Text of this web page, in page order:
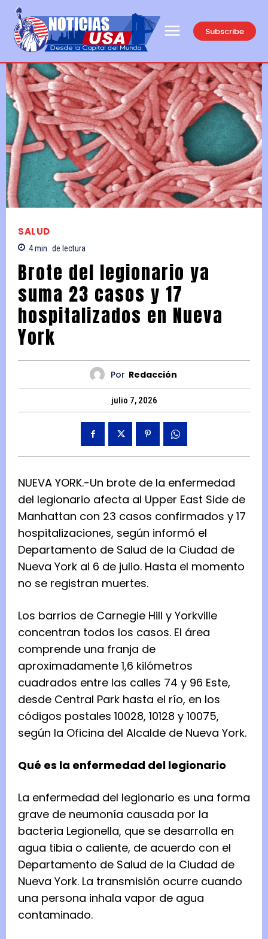
Subscribe
SALUD
4min. de lectura
Brote del legionario ya
suma 23 casos y 17
hospitalizados en Nueva
York
Por Redacción
julio 7, 2026
NUEVA YORK.-Un brote de la enfermedad
del legionario afecta al Upper East Side de
Manhattan con 23 casos confirmados y 17
hospitalizaciones, según informó el
Departamento de Salud de la Ciudad de
Nueva York al 6 de julio. Hasta el momento
no se registran muertes.
Los barrios de Carnegie Hill y Yorkville
concentran todos los casos. El área
comprende una franja de
aproximadamente 1,6 kilómetros
cuadrados entre las calles 74 y 96 Este,
desde Central Park hasta el río, en los
códigos postales 10028, 10128 y 10075,
según la Oficina del Alcalde de Nueva York.
Qué es la enfermedad del legionario
La enfermedad del legionario es una forma
grave de neumonía causada por la
bacteria Legionella, que se desarrolla en
agua tibia o caliente, de acuerdo con el
Departamento de Salud de la Ciudad de
Nueva York. La transmisión ocurre cuando
una persona inhala vapor de agua
contaminado.